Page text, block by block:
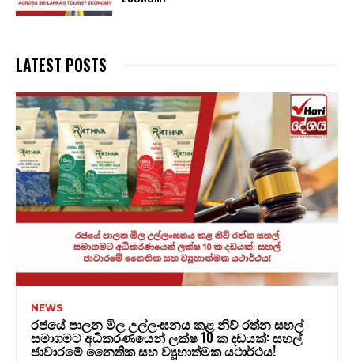
LATEST POSTS
NEWS
රජයේ පාලන මිල උල්ලංඝනය කළ නිව් රත්න සහල්
සමාගමට අධිකරණයෙන් ලක්ෂ 10 ක දඩයක්: සහල්
ජාවාරමේ නෛතික සහ ව්‍යූහාත්මක යථාර්ථය!